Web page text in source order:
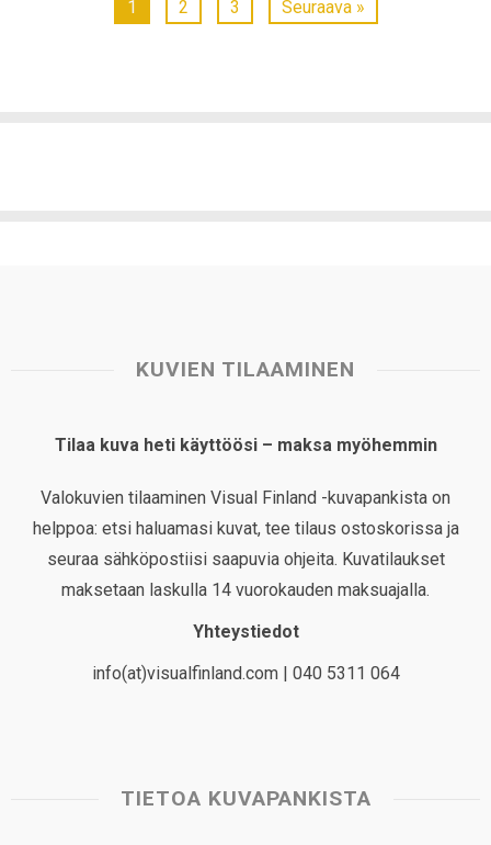
1 2 3 Seuraava »
KUVIEN TILAAMINEN
Tilaa kuva heti käyttöösi – maksa myöhemmin
Valokuvien tilaaminen Visual Finland -kuvapankista on
helppoa: etsi haluamasi kuvat, tee tilaus ostoskorissa ja
seuraa sähköpostiisi saapuvia ohjeita. Kuvatilaukset
maksetaan laskulla 14 vuorokauden maksuajalla.
Yhteystiedot
info(at)visualfinland.com | 040 5311 064
TIETOA KUVAPANKISTA